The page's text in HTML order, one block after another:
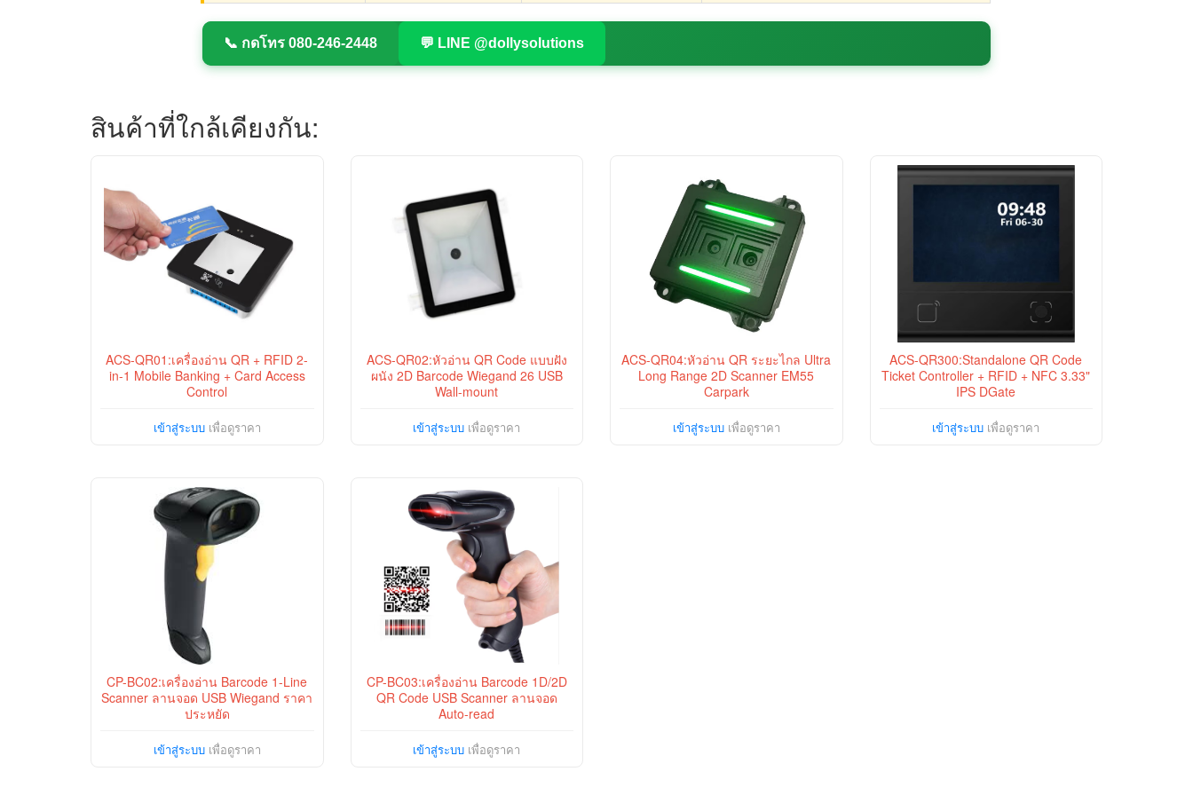
📞 กดโทร 080-246-2448 💬 LINE @dollysolutions
สินค้าที่ใกล้เคียงกัน:
ACS-QR01:เครื่องอ่าน QR + RFID 2-
in-1 Mobile Banking + Card Access
Control
เข้าสู่ระบบเพื่อดูราคา
ACS-QR02:หัวอ่าน QR Code แบบฝัง
ผนัง 2D Barcode Wiegand 26 USB
Wall-mount
เข้าสู่ระบบ เพื่อดูราคา
ACS-QR04:หัวอ่าน QR ระยะไกล Ultra
Long Range 2D Scanner EM55
Carpark
เข้าสู่ระบบเพื่อดูราคา
ACS-QR300:Standalone QR Code
Ticket Controller + RFID + NFC 3.33"
IPS DGate
เข้าสู่ระบบ เพื่อดูราคา
CP-BC02:เครื่องอ่าน Barcode 1-Line
Scanner ลานจอด USB Wiegand ราคา
ประหยัด
เข้าสู่ระบบเพื่อดูราคา
CP-BC03:เครื่องอ่าน Barcode 1D/2D
QR Code USB Scanner ลานจอด
Auto-read
เข้าสู่ระบบ เพื่อดูราคา